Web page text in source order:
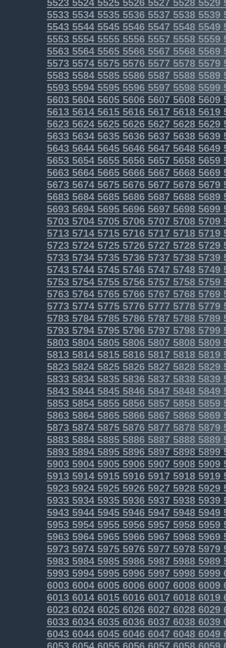
55335534553555365537 55385539
55435544554555465547 55485549
55535554555555565557 55585559
55635564556555665567 55685569
55735574557555765577 55785579
55835584558555865587 55885589
55935594559555965597 55985599
5603560456055606560756085609
5613561456155616561756185619
5623562456255626562756285629
5633563456355636563756385639
5643564456455646564756485649
5653565456555656565756585659
5663566456655666566756685669
5673567456755676567756785679
5683568456855686568756885689
5693569456955696569756985699
5703570457055706570757085709
5713571457155716571757185719
5723572457255726572757285729
5733573457355736573757385739
5743574457455746574757485749
5753575457555756575757585759
57635764576557665767 57685769
5773577457755776577757785779
57835784578557865787 57885789
57935794579557965797 57985799
58035804580558065807 58085809
5813581458155816581758185819
58235824582558265827 58285829
58335834583558365837 58385839
58435844584558465847 58485849
58535854585558565857 58585859
58635864586558665867 58685869
58735874587558765877 58785879
58835884588558865887 58885889
5893589458955896589758985899
5903590459055906590759085909
5913591459155916591759185919
5923592459255926592759285929
5933593459355936593759385939
5943594459455946594759485949
5953595459555956595759585959
5963596459655966596759685969
5973597459755976597759785979
5983598459855986598759885989
5993599459955996599759985999
6003600460056006600760086009
6013601460156016601760186019
6023602460256026602760286029
6033603460356036603760386039
6043604460456046604760486049